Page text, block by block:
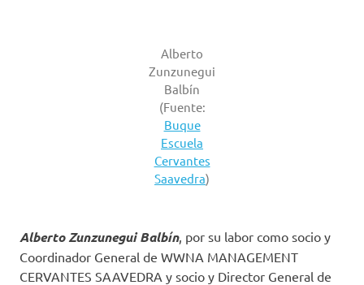
Alberto
Zunzunegui
Balbín
(Fuente:
Buque
Escuela
Cervantes
Saavedra)
Alberto Zunzunegui Balbín, por su labor como socio y
Coordinador General de WWNA MANAGEMENT
CERVANTES SAAVEDRA y socio y Director General de